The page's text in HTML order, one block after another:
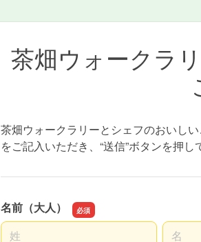
茶畑ウォークラ
茶畑ウォークラリーとシェフのおいし
をご記入いただき、“送信”ボタンを押し
名前（大人）
名前の姓
名前の名